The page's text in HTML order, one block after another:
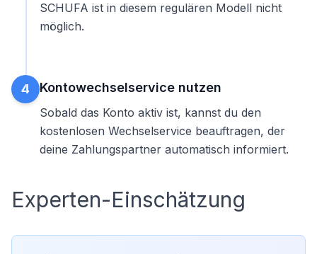
SCHUFA ist in diesem regulären Modell nicht
möglich.
4 Kontowechselservice nutzen
Sobald das Konto aktiv ist, kannst du den
kostenlosen Wechselservice beauftragen, der
deine Zahlungspartner automatisch informiert.
Experten-Einschätzung